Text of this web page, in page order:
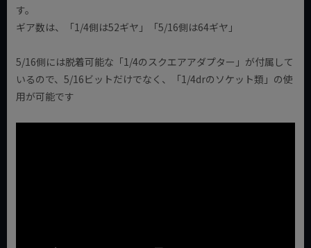
す。
ギア数は、「1/4側は52ギヤ」「5/16側は64ギヤ」
5/16側には脱着可能な「1/4のスクエアアダプター」が付属して
いるので、5/16ビットだけでなく、「1/4drのソケット類」の使
用が可能です